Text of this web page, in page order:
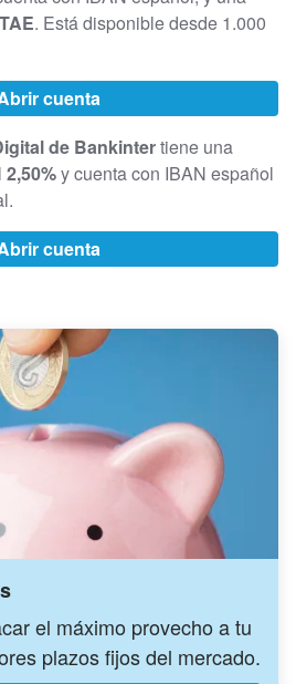
. Está disponible desde 1.000
cuenta
de Bankintertiene una
2,50%y cuenta con IBAN español
cuenta
el máximo provecho a tu
plazos fijos del mercado.